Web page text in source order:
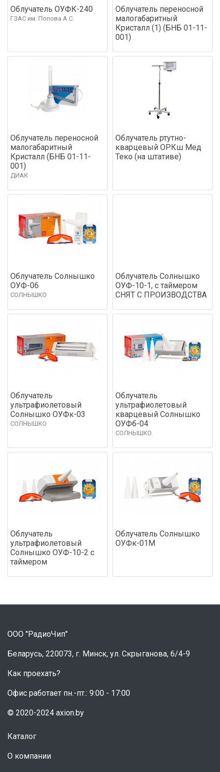
Облучатель ОУФК-240
ГЗАС им. Попова А.С.
Облучатель переносной
малогабаритный
Кристалл (1) (БНБ 01-11-
001)
Облучатель переносной
малогабаритный
Кристалл (БНБ 01-11-
001)
ДИАК
Облучатель ртутно-
кварцевый ОРКш Мед
Теко (на штативе)
Облучатель Солнышко
ОУФ-06
СОЛНЫШКО
Облучатель Солнышко
ОУФ-10-1, с таймером
СНЯТ С ПРОИЗВОДСТВА
Облучатель
ультрафиолетовый
Солнышко ОУФк-03
СОЛНЫШКО
Облучатель
ультрафиолетовый
кварцевый Солнышко
ОУФб-04
СОЛНЫШКО
Облучатель
ультрафиолетовый
Солнышко ОУФ-10-2 с
таймером
Облучатель Солнышко
ОУФк-01М
ООО "РадиоЧип"
Беларусь, 220073, г. Минск, ул. Скрыганова, 6/4-9
Как проехать?
Офис работает пн.-пт.: 9:00 - 17:00
© 2020-2024 axion.by
Каталог
О компании